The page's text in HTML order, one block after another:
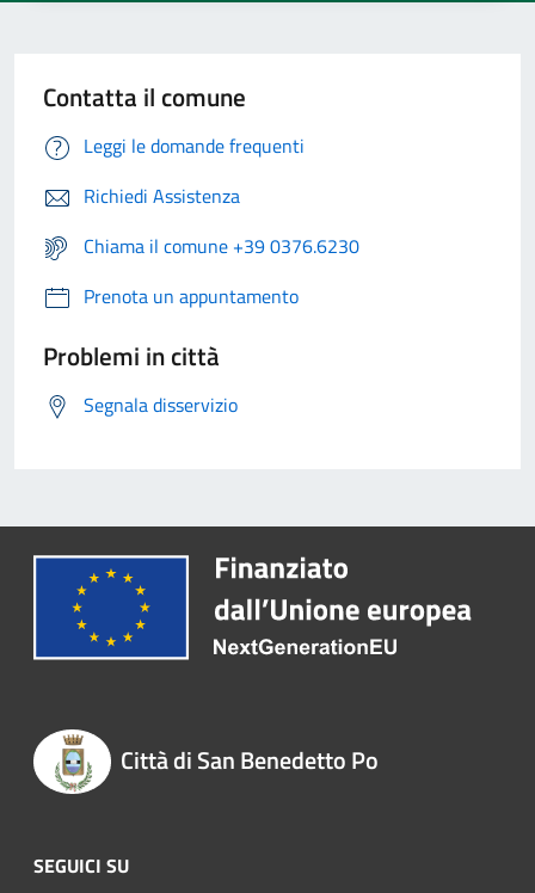
Contatta il comune
Leggi le domande frequenti
Richiedi Assistenza
Chiama il comune +39 0376.6230
Prenota un appuntamento
Problemi in città
Segnala disservizio
Città di San Benedetto Po
SEGUICI SU